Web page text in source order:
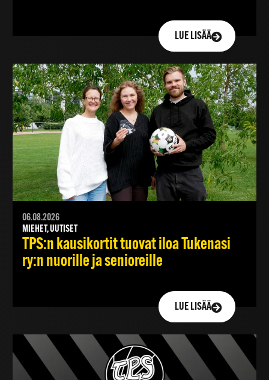
LUE LISÄÄ
06.08.2026
MIEHET, UUTISET
TPS:n kausikortit tuovat iloa Tukenasi
ry:n nuorille ja senioreille
LUE LISÄÄ